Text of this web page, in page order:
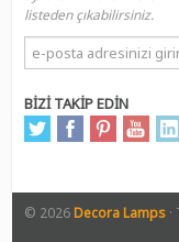
listeden çıkabilirsiniz.
BİZİ TAKİP EDİN
© 2026Decora Lamps·